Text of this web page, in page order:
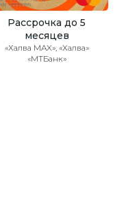
Рассрочка до 5
месяцев
«Халва MAX», «Халва»
«МТБанк»